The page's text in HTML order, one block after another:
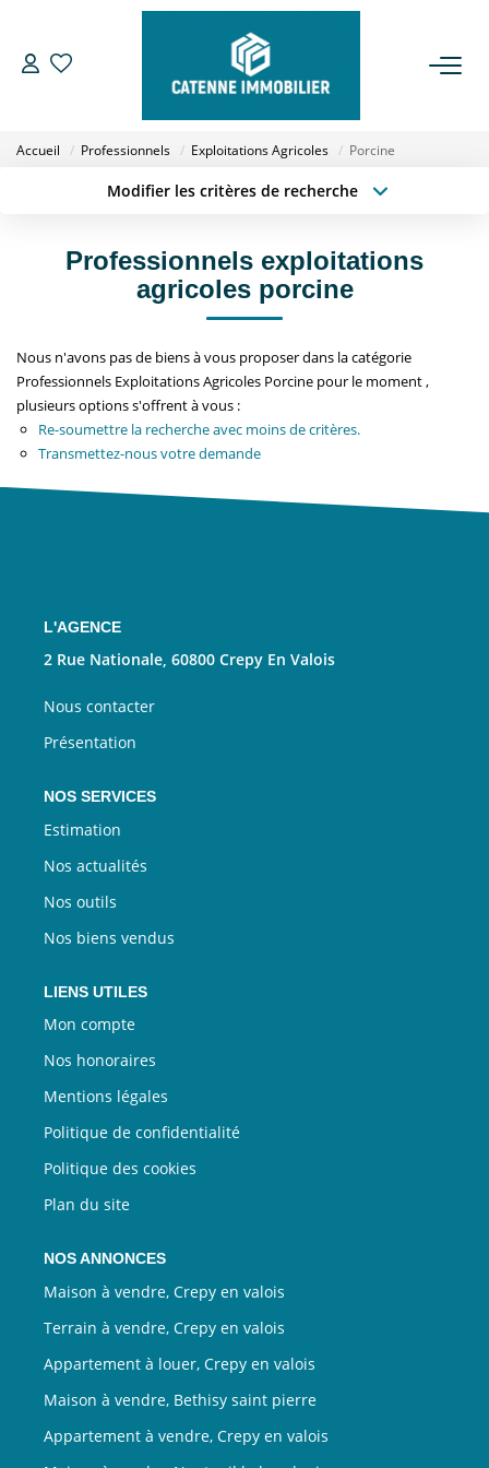
GESTION
NOTRE AGENCE
Qui Sommes Nous
Notre Équipe
Nous Rejoindre
Accueil Professionnels Exploitations Agricoles Porcine
Modifier les critères de recherche
Sélectionnez...
Type de bien
Surface min
Créer une alerte
Professionnels exploitations
agricoles porcine
Nous n'avons pas de biens à vous proposer dans la catégorie
Professionnels Exploitations Agricoles Porcine pour le moment ,
plusieurs options s'offrent à vous :
Re-soumettre la recherche avec moins de critères.
Transmettez-nous votre demande
L'AGENCE
2 Rue Nationale, 60800 Crepy En Valois
Nous contacter
Présentation
NOS SERVICES
Estimation
Nos actualités
Nos outils
Nos biens vendus
LIENS UTILES
Mon compte
Nos honoraires
Mentions légales
Politique de confidentialité
Politique des cookies
Plan du site
NOS ANNONCES
Maison à vendre, Crepy en valois
Terrain à vendre, Crepy en valois
Appartement à louer, Crepy en valois
Maison à vendre, Bethisy saint pierre
Appartement à vendre, Crepy en valois